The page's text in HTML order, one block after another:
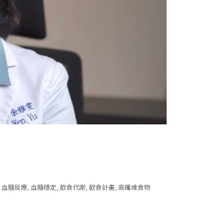
血糖反應, 血糖穩定, 飲食代謝, 飲食計畫, 高纖維食物